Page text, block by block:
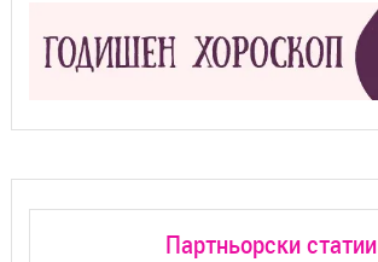
Партньорски статии